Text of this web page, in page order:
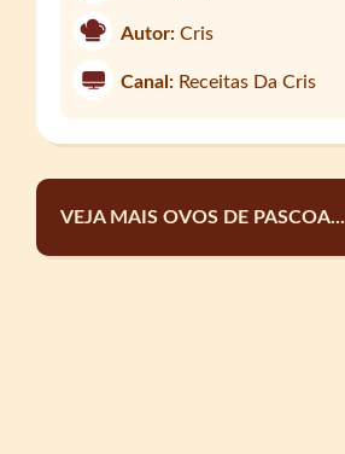
Autor: Cris
Canal: Receitas Da Cris
VEJA MAIS OVOS DE PASCOA...